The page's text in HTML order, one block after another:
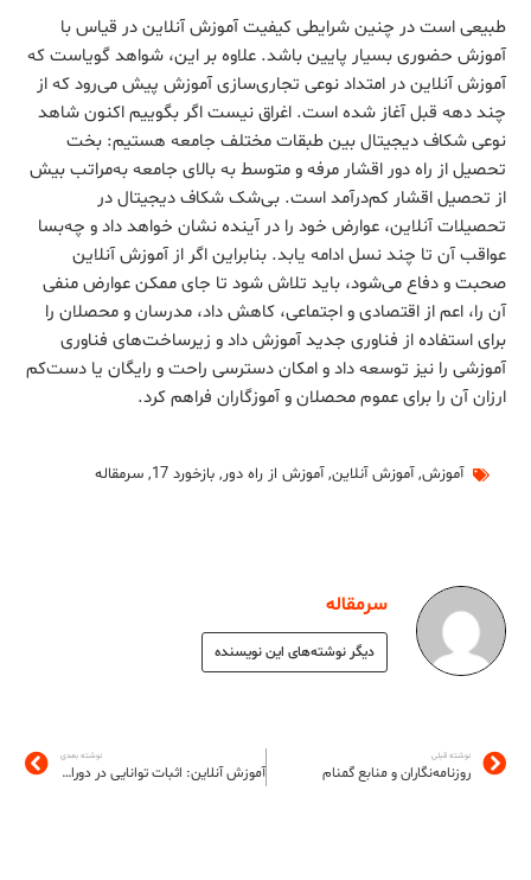
طبیعی است در چنین شرایطی کیفیت آموزش آنلاین در قیاس با
آموزش حضوری بسیار پایین باشد. علاوه بر این، شواهد گویاست که
آموزش آنلاین در امتداد نوعی تجاری‌سازی آموزش پیش می‌رود که از
چند دهه قبل آغاز شده است. اغراق نیست اگر بگوییم اکنون شاهد
نوعی شکاف دیجیتال بین طبقات مختلف جامعه هستیم: بخت
تحصیل از راه دور اقشار مرفه و متوسط به بالای جامعه به‌مراتب بیش
از تحصیل اقشار کم‌درآمد است. بی‌شک شکاف دیجیتال در
تحصیلات آنلاین، عوارض خود را در آینده نشان خواهد داد و چه‌بسا
عواقب آن تا چند نسل ادامه یابد. بنابراین اگر از آموزش آنلاین
صحبت و دفاع می‌شود، باید تلاش شود تا جای ممکن عوارض منفی
آن را، اعم از اقتصادی و اجتماعی، کاهش داد، مدرسان و محصلان را
برای استفاده از فناوری جدید آموزش داد و زیرساخت‌های فناوری
آموزشی را نیز توسعه داد و امکان دسترسی راحت و رایگان یا دست‌کم
ارزان آن را برای عموم محصلان و آموزگاران فراهم کرد.
آموزش,آموزش آنلاین,آموزش از راه دور, بازخورد 17 , سرمقاله
سرمقاله
دیگر نوشته‌های این نویسنده
نوشته قبلی
روزنامه‌نگاران و منابع گمنام
نوشته بعدی
آموزش آنلاین: اثبات توانایی در دوران همه‌گیری، چالش مسیر آینده